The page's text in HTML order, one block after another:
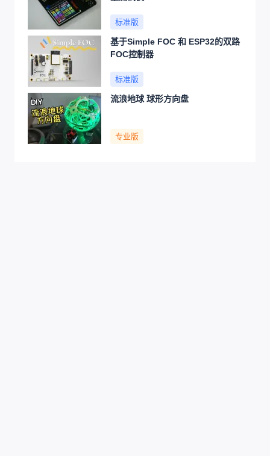
标准版
基于Simple FOC 和 ESP32的双路
FOC控制器
标准版
流浪地球 球形方向盘
专业版